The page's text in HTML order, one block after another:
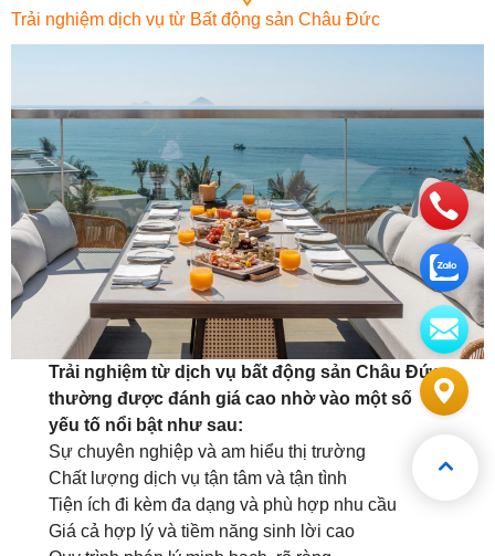
Trải nghiệm dịch vụ từ Bất động sản Châu Đức
Trải nghiệm từ dịch vụ bất động sản Châu Đức
thường được đánh giá cao nhờ vào một số
yếu tố nổi bật như sau:
Sự chuyên nghiệp và am hiểu thị trường
Chất lượng dịch vụ tận tâm và tận tình
Tiện ích đi kèm đa dạng và phù hợp nhu cầu
Giá cả hợp lý và tiềm năng sinh lời cao